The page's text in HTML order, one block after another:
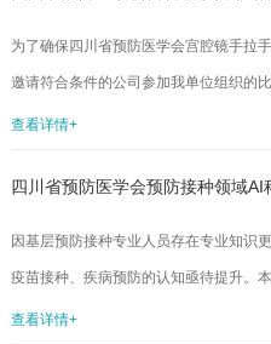
件
为了确保四川省预防医学会宫腔镜手拉
邀请符合条件的公司参加我单位组织的
会场氛围布置及会务服务工作的供应商
构；(二)承办机构具有丰富的国际，国
查看详情+
四川省预防医学会预防接种领域
公告
因基层预防接种专业人员存在专业知识
疫苗接种、疾病预防的认知亟待提升。
频，以专家形象和语言增强权威性，提
查看详情+